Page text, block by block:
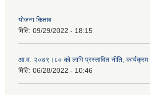
योजना किताब
मिति: 09/29/2022 - 18:15
आ.व. २०७९।८० को लागि प्रस्तावित नीति,
मिति: 06/28/2022 - 10:46